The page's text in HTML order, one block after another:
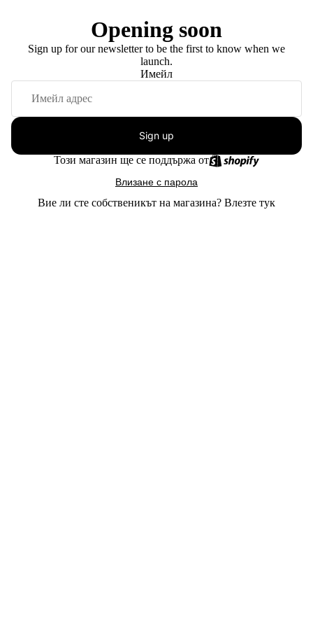
Opening soon
Sign up for our newsletter to be the first to know when we
launch.
Имейл
Sign up
Този магазин ще се поддържа от
Влизане с парола
Вие ли сте собственикът на магазина? Влезте тук